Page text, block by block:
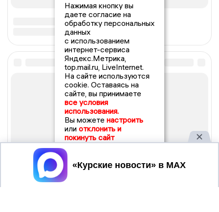
Нажимая кнопку вы
даете согласие на
обработку персональных
данных
с использованием
интернет-сервиса
Яндекс.Метрика,
top.mail.ru, LiveInternet.
На сайте используются
cookie. Оставаясь на
сайте, вы принимаете
все условия
использования.
Вы можете настроить
или отклонить и
покинуть сайт
Принять